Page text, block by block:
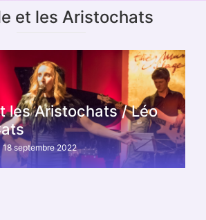
et les Aristochats
les Aristochats / Léo
18 septembre 2022